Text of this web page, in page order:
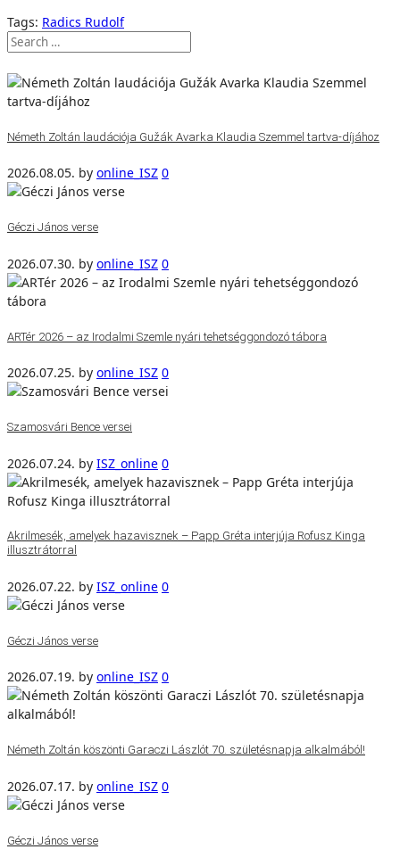
Tags: Radics Rudolf
Németh Zoltán laudációja Gužák Avarka Klaudia Szemmel tartva-díjához
2026.08.05. by online_ISZ 0
Géczi János verse
2026.07.30. by online_ISZ 0
ARTér 2026 – az Irodalmi Szemle nyári tehetséggondozó tábora
2026.07.25. by online_ISZ 0
Szamosvári Bence versei
2026.07.24. by ISZ_online 0
Akrilmesék, amelyek hazavisznek – Papp Gréta interjúja Rofusz Kinga
illusztrátorral
2026.07.22. by ISZ_online 0
Géczi János verse
2026.07.19. by online_ISZ 0
Németh Zoltán köszönti Garaczi Lászlót 70. születésnapja alkalmából!
2026.07.17. by online_ISZ 0
Géczi János verse